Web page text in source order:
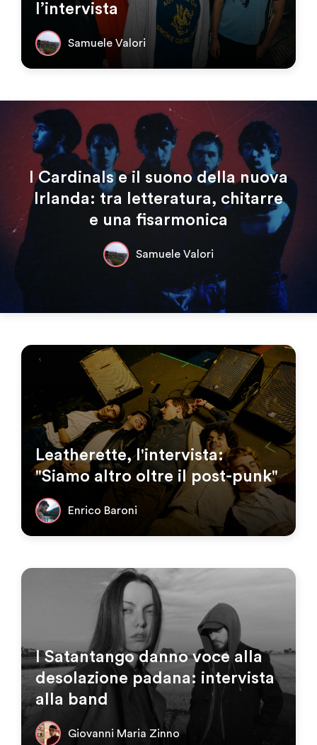
l’intervista
Samuele Valori
I Cardinals e il suono della nuova
Irlanda: tra letteratura, chitarre
e una fisarmonica
Samuele Valori
Leatherette, l'intervista:
"Siamo altro oltre il post-punk"
Enrico Baroni
I Satantango danno voce alla
desolazione padana: intervista
alla band
Giovanni Maria Zinno